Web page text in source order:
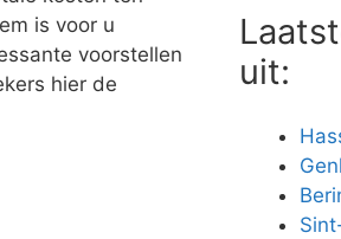
is voor u
voorstellen
hier de
uit: